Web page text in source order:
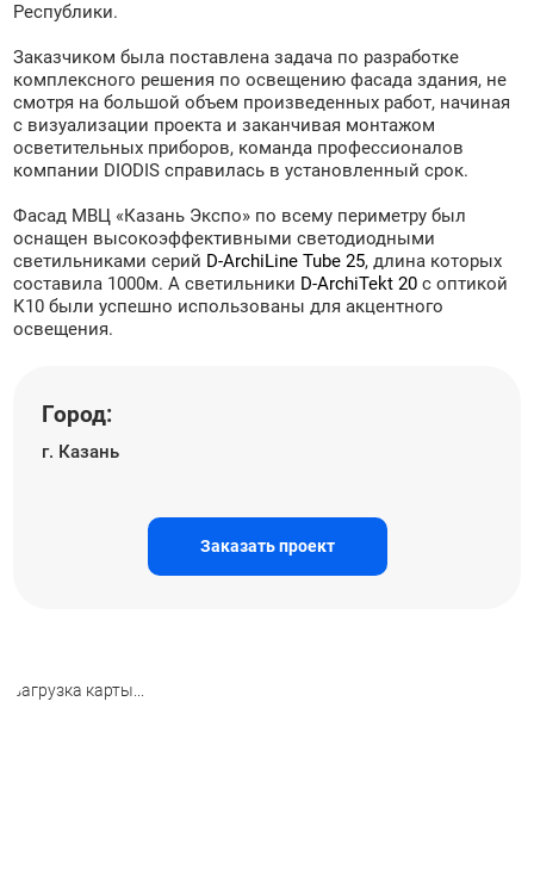
Республики.
Заказчиком была поставлена задача по разработке
комплексного решения по освещению фасада здания, не
смотря на большой объем произведенных работ, начиная
с визуализации проекта и заканчивая монтажом
осветительных приборов, команда профессионалов
компании DIODIS справилась в установленный срок.
Фасад МВЦ «Казань Экспо» по всему периметру был
оснащен высокоэффективными светодиодными
светильниками серий D-ArchiLine Tube 25, длина которых
составила 1000м. А светильники D-ArchiTekt 20 с оптикой
К10 были успешно использованы для акцентного
освещения.
Город:
г. Казань
Заказать проект
загрузка карты...